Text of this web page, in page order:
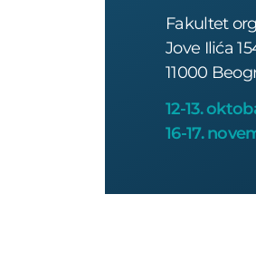
Fakultet
Jove Ilića
11000
12-13.
16-17.